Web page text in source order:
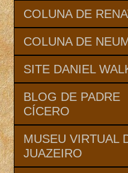
COLUNA DE
COLUNA DE
SITE DANIEL
BLOG DE PADRE
CÍCERO
MUSEU VIRTUAL
JUAZEIRO